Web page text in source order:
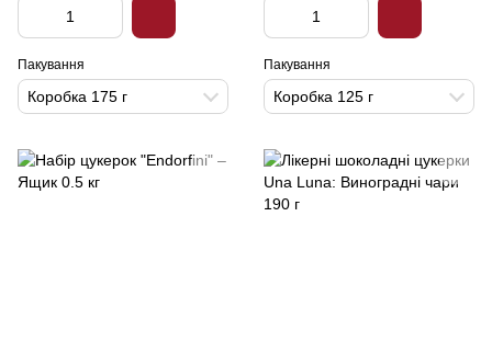
Пакування
Коробка 175 г
Пакування
Коробка 125 г